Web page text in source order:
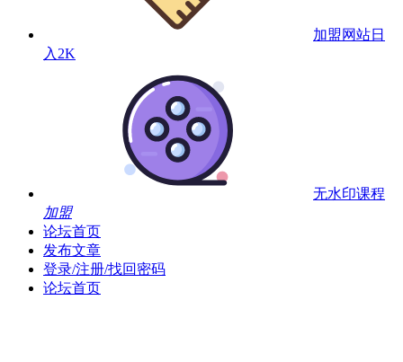
加盟网站日
入2K
无水印课程
加盟
论坛首页
发布文章
登录/注册/找回密码
论坛首页